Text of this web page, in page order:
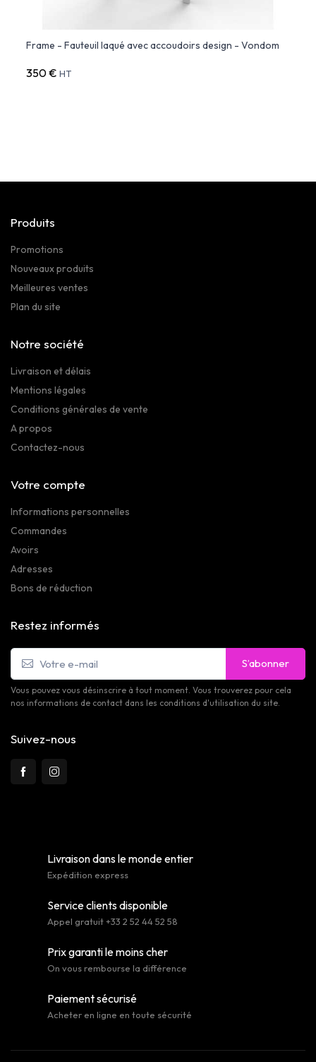
Frame - Fauteuil laqué avec accoudoirs design - Vondom
350 € HT
Produits
Promotions
Nouveaux produits
Meilleures ventes
Plan du site
Notre société
Livraison et délais
Mentions légales
Conditions générales de vente
A propos
Contactez-nous
Votre compte
Informations personnelles
Commandes
Avoirs
Adresses
Bons de réduction
Restez informés
S’abonner
Vous pouvez vous désinscrire à tout moment. Vous trouverez pour cela
nos informations de contact dans les conditions d'utilisation du site.
Suivez-nous
Livraison dans le monde entier
Expédition express
Service clients disponible
Appel gratuit +33 2 52 44 52 58
Prix garanti le moins cher
On vous rembourse la différence
Paiement sécurisé
Acheter en ligne en toute sécurité